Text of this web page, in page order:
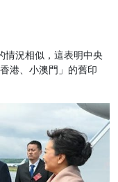
情況相似，這表明中央
港、小澳門」的舊印